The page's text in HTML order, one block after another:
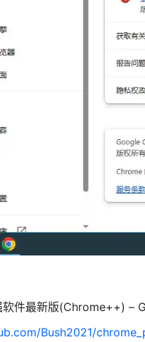
软件最新版(Chrome++) –
Bush2021/